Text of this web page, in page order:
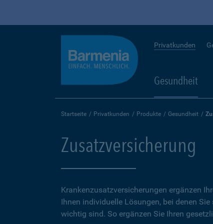
Privatkunden
Gesundheit
Startseite Privatkunden Produkte Gesundheit
Zusatzversicherung
Krankenzusatzversicherungen ergänzen
Ihnen individuelle Lösungen, bei denen
wichtig sind. So ergänzen Sie Ihren